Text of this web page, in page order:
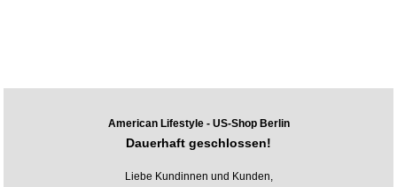
American Lifestyle - US-Shop Berlin
Dauerhaft geschlossen!
Liebe Kundinnen und Kunden,